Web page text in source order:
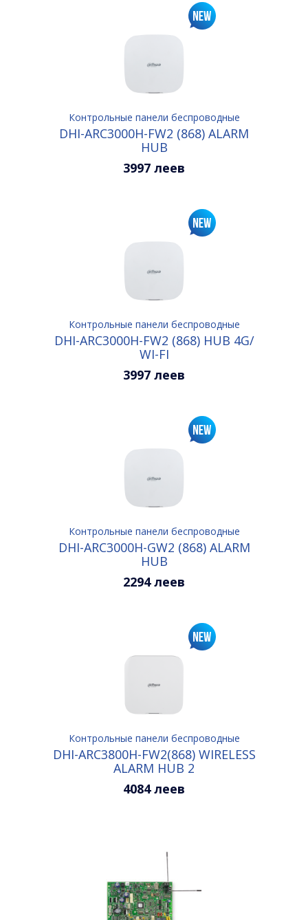
Контрольные панели беспроводные
DHI-ARC3000H-FW2 (868) ALARM
HUB
3997 леев
Контрольные панели беспроводные
DHI-ARC3000H-FW2 (868) HUB 4G/
WI-FI
3997 леев
Контрольные панели беспроводные
DHI-ARC3000H-GW2 (868) ALARM
HUB
2294 леев
Контрольные панели беспроводные
DHI-ARC3800H-FW2(868) WIRELESS
ALARM HUB 2
4084 леев